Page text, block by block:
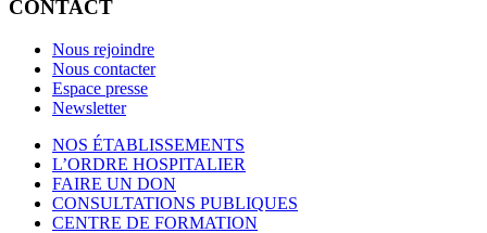
CONTACT
Nous rejoindre
Nous contacter
Espace presse
Newsletter
NOS ÉTABLISSEMENTS
L’ORDRE HOSPITALIER
FAIRE UN DON
CONSULTATIONS PUBLIQUES
CENTRE DE FORMATION